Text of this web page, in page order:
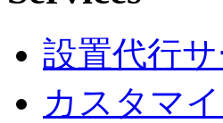
設置代行
カスタマ